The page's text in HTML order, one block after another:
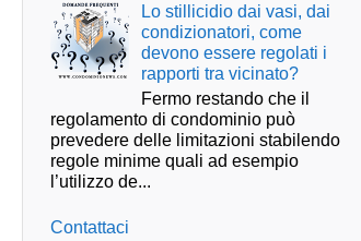
Lo stillicidio dai vasi, dai
condizionatori, come
devono essere regolati i
rapporti tra vicinato?
Fermo restando che il
regolamento di condominio può
prevedere delle limitazioni stabilendo
regole minime quali ad esempio
l’utilizzo de...
Contattaci